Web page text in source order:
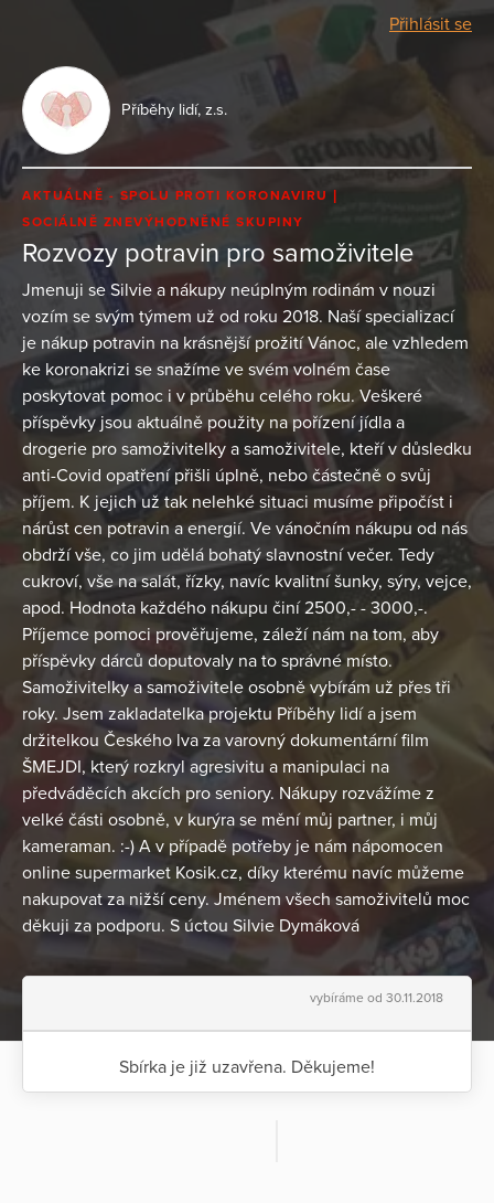
Přihlásit se
Příběhy lidí, z.s.
AKTUÁLNĚ - SPOLU PROTI KORONAVIRU
SOCIÁLNĚ ZNEVÝHODNĚNÉ SKUPINY
Rozvozy potravin pro samoživitele
Jmenuji se Silvie a nákupy neúplným rodinám v nouzi
vozím se svým týmem už od roku 2018. Naší specializací
je nákup potravin na krásnější prožití Vánoc, ale vzhledem
ke koronakrizi se snažíme ve svém volném čase
poskytovat pomoc i v průběhu celého roku. Veškeré
příspěvky jsou aktuálně použity na pořízení jídla a
drogerie pro samoživitelky a samoživitele, kteří v důsledku
anti-Covid opatření přišli úplně, nebo částečně o svůj
příjem. K jejich už tak nelehké situaci musíme připočíst i
nárůst cen potravin a energií. Ve vánočním nákupu od nás
obdrží vše, co jim udělá bohatý slavnostní večer. Tedy
cukroví, vše na salát, řízky, navíc kvalitní šunky, sýry, vejce,
apod. Hodnota každého nákupu činí 2500,- - 3000,-.
Příjemce pomoci prověřujeme, záleží nám na tom, aby
příspěvky dárců doputovaly na to správné místo.
Samoživitelky a samoživitele osobně vybírám už přes tři
roky. Jsem zakladatelka projektu Příběhy lidí a jsem
držitelkou Českého lva za varovný dokumentární film
ŠMEJDI, který rozkryl agresivitu a manipulaci na
předváděcích akcích pro seniory. Nákupy rozvážíme z
velké části osobně, v kurýra se mění můj partner, i můj
kameraman. :-) A v případě potřeby je nám nápomocen
online supermarket Kosik.cz, díky kterému navíc můžeme
nakupovat za nižší ceny. Jménem všech samoživitelů moc
děkuji za podporu. S úctou Silvie Dymáková
vybíráme od 30.11.2018
Sbírka je již uzavřena. Děkujeme!